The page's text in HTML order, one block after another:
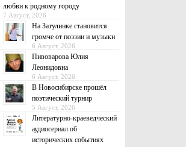
любви к родному городу
7 Август, 2026
На Затулинке становится
громче от поэзии и музыки
6 Август, 2026
Пивоварова Юлия
Леонидовна
6 Август, 2026
В Новосибирске прошёл
поэтический турнир
5 Август, 2026
Литературно-краеведческий
аудиосериал об
исторических событиях